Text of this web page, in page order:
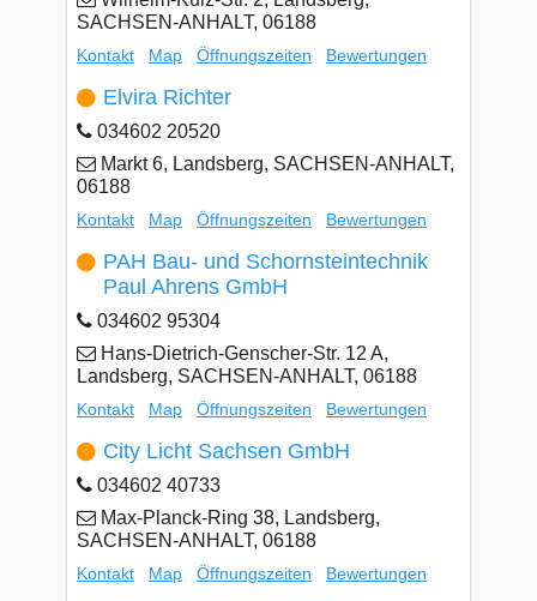
SACHSEN-ANHALT, 06188
Kontakt Map Öffnungszeiten Bewertungen
Elvira Richter
034602 20520
Markt 6, Landsberg, SACHSEN-ANHALT,
06188
Kontakt Map Öffnungszeiten Bewertungen
PAH Bau- und Schornsteintechnik
Paul Ahrens GmbH
034602 95304
Hans-Dietrich-Genscher-Str. 12 A,
Landsberg, SACHSEN-ANHALT, 06188
Kontakt Map Öffnungszeiten Bewertungen
City Licht Sachsen GmbH
034602 40733
Max-Planck-Ring 38, Landsberg,
SACHSEN-ANHALT, 06188
Kontakt Map Öffnungszeiten Bewertungen